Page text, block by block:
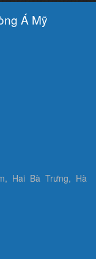
Á Mỹ
Hai Bà Trưng, Hà